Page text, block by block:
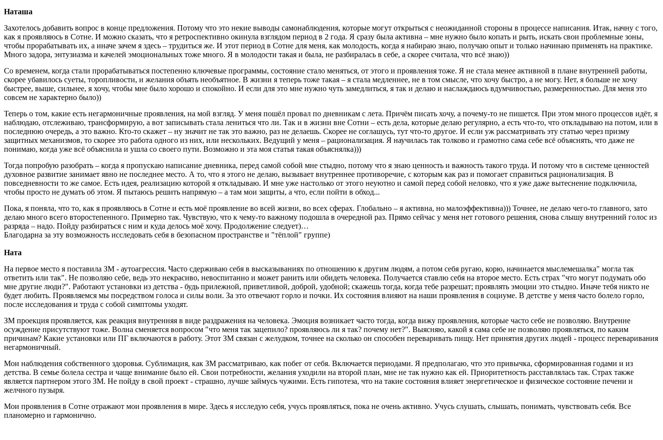
Наташа
Захотелось добавить вопрос в конце предложения. Потому что это некие выводы самонаблюдения, которые могут открыться с неожиданной стороны в процессе написания. Итак, начну с того,
как я проявляюсь в Сотне. И можно сказать, что я ретроспективно окинула взглядом период в 2 года. Я сразу была активна – мне нужно было копать и рыть, искать свои проблемные зоны,
чтобы прорабатывать их, а иначе зачем я здесь – трудиться же. И этот период в Сотне для меня, как молодость, когда я набираю знаю, получаю опыт и только начинаю применять на практике.
Много задора, энтузиазма и качелей эмоциональных тоже много. Я в молодости такая и была, не разбиралась в себе, а скорее считала, что всё знаю))
Со временем, когда стали прорабатываться постепенно ключевые программы, состояние стало меняться, от этого и проявления тоже. Я не стала менее активной в плане внутренней работы,
скорее убавилось суеты, торопливости, и желания объять необъятное. В жизни я теперь тоже такая – я стала медленнее, не в том смысле, что хочу быстро, а не могу. Нет, я больше не хочу
быстрее, выше, сильнее, я хочу, чтобы мне было хорошо и спокойно. И если для это мне нужно чуть замедлиться, я так и делаю и наслаждаюсь вдумчивостью, размеренностью. Для меня это
совсем не характерно было))
Теперь о том, какие есть негармоничные проявления, на мой взгляд. У меня пошёл провал по дневникам с лета. Причём писать хочу, а почему-то не пишется. При этом много процессов идёт, я
наблюдаю, отслеживаю, трансформирую, а вот записывать стала лениться что ли. Так и в жизни вне Сотни – есть дела, которые делаю регулярно, а есть что-то, что откладываю на потом, или в
последнюю очередь, а это важно. Кто-то скажет – ну значит не так это важно, раз не делаешь. Скорее не соглашусь, тут что-то другое. И если уж рассматривать эту статью через призму
защитных механизмов, то скорее это работа одного из них, или нескольких. Ведущий у меня – рационализация. Я научилась так толково и грамотно сама себе всё объяснять, что даже не
понимаю, когда уже всё объяснила и ушла со своего пути. Возможно и эта моя статья такая объяснялка)))
Тогда попробую разобрать – когда я пропускаю написание дневника, перед самой собой мне стыдно, потому что я знаю ценность и важность такого труда. И потому что в системе ценностей
духовное развитие занимает явно не последнее место. А то, что я этого не делаю, вызывает внутреннее противоречие, с которым как раз и помогает справиться рационализация. В
повседневности то же самое. Есть идея, реализацию которой я откладываю. И мне уже настолько от этого неуютно и самой перед собой неловко, что я уже даже вытеснение подключила,
чтобы просто не думать об этом. Я пытаюсь решить напрямую – а там мои защиты, а что, если пойти в обход...
Пока, я поняла, что то, как я проявляюсь в Сотне и есть моё проявление во всей жизни, во всех сферах. Глобально – я активна, но малоэффективна))) Точнее, не делаю чего-то главного, зато
делаю много всего второстепенного. Примерно так. Чувствую, что к чему-то важному подошла в очередной раз. Прямо сейчас у меня нет готового решения, снова слышу внутренний голос из
разряда – надо. Пойду разбираться с ним и куда делось моё хочу. Продолжение следует)…
Благодарна за эту возможность исследовать себя в безопасном пространстве и "тёплой" группе)
Ната
На первое место я поставила ЗМ - аутоагрессия. Часто сдерживаю себя в высказываниях по отношению к другим людям, а потом себя ругаю, корю, начинается мыслемешалка" могла так
ответить или так". Не позволяю себе, ведь это некрасиво, невоспитанно и может ранить или обидеть человека. Получается ставлю себя на второе место. Есть страх "что могут подумать обо
мне другие люди?". Работают установки из детства - будь прилежной, приветливой, доброй, удобной; скажешь тогда, когда тебе разрешат; проявлять эмоции это стыдно. Иначе тебя никто не
будет любить. Проявляемся мы посредством голоса и силы воли. За это отвечают горло и почки. Их состояния влияют на наши проявления в социуме. В детстве у меня часто болело горло,
после исследования и труда с собой симптомы уходят.
ЗМ проекция проявляется, как реакция внутренняя в виде раздражения на человека. Эмоция возникает часто тогда, когда вижу проявления, которые часто себе не позволяю. Внутренне
осуждение присутствуют тоже. Волна сменяется вопросом "что меня так зацепило? проявляюсь ли я так? почему нет?". Выясняю, какой я сама себе не позволяю проявляться, по каким
причинам? Какие установки или ПГ включаются в работу. Этот ЗМ связан с желудком, точнее на сколько он способен переваривать пищу. Нет принятия других людей - процесс переваривания
негармоничный.
Мои наблюдения собственного здоровья. Сублимация, как ЗМ рассматриваю, как побег от себя. Включается периодами. Я предполагаю, что это привычка, сформированная годами и из
детства. В семье болела сестра и чаще внимание было ей. Свои потребности, желания уходили на второй план, мне не так нужно как ей. Приоритетность расставлялась так. Страх также
является партнером этого ЗМ. Не пойду в свой проект - страшно, лучше займусь чужими. Есть гипотеза, что на такие состояния влияет энергетическое и физическое состояние печени и
желчного пузыря.
Мои проявления в Сотне отражают мои проявления в мире. Здесь я исследую себя, учусь проявляться, пока не очень активно. Учусь слушать, слышать, понимать, чувствовать себя. Все
планомерно и гармонично.